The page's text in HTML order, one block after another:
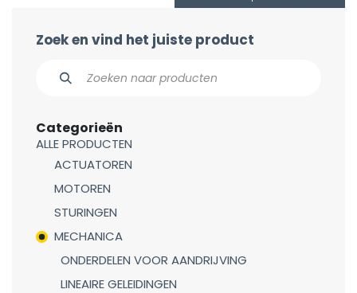
Zoek en vind het juiste product
Categorieën
ALLE PRODUCTEN
ACTUATOREN
MOTOREN
STURINGEN
MECHANICA
ONDERDELEN VOOR AANDRIJVING
LINEAIRE GELEIDINGEN